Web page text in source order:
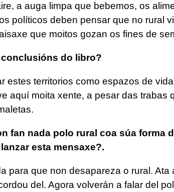
a auga limpa que bebemos, os
políticos deben pensar que no rural
que moitos gozan os fines de
do libro?
estes territorios como espazos de
aquí moita xente, a pesar das trabas
fan nada polo rural coa súa forma
esta mensaxe?.
para que non desapareza o rural. Ata
del. Agora volverán a falar del